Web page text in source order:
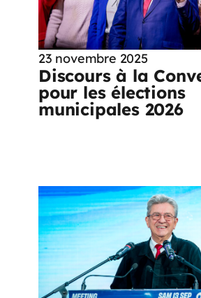
23 novembre 2025
Discours à la
pour les élections
municipales 2026